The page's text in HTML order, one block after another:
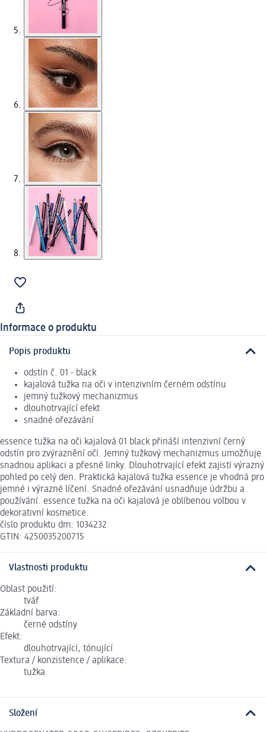
Informace o produktu
Popis produktu
odstín č. 01 - black
kajalová tužka na oči v intenzivním černém odstínu
jemný tužkový mechanizmus
dlouhotrvající efekt
snadné ořezávání
essence tužka na oči kajalová 01 black přináší intenzivní černý
odstín pro zvýraznění očí. Jemný tužkový mechanizmus umožňuje
snadnou aplikaci a přesné linky. Dlouhotrvající efekt zajistí výrazný
pohled po celý den. Praktická kajalová tužka essence je vhodná pro
jemné i výrazné líčení. Snadné ořezávání usnadňuje údržbu a
používání. essence tužka na oči kajalová je oblíbenou volbou v
dekorativní kosmetice.
číslo produktu dm: 1034232
GTIN: 4250035200715
Vlastnosti produktu
Oblast použití:
tvář
Základní barva:
černé odstíny
Efekt:
dlouhotrvající, tónující
Textura / konzistence / aplikace:
tužka
Složení